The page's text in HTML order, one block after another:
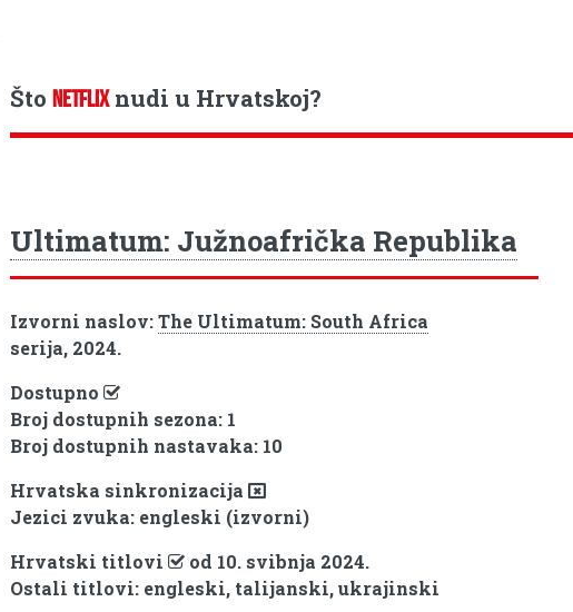
ŠtoNETFLIXnudi u Hrvatskoj?
Ultimatum: Južnoafrička Republika
Izvorni naslov:The Ultimatum: South Africa
serija, 2024.
Dostupno
Broj dostupnih sezona: 1
Broj dostupnih nastavaka: 10
Hrvatska sinkronizacija
Jezici zvuka: engleski (izvorni)
Hrvatski titlovi
od 10. svibnja 2024.
Ostali titlovi: engleski, talijanski, ukrajinski
Toggle